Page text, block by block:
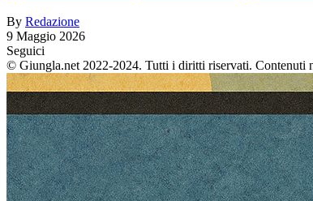
By Redazione
9 Maggio 2026
Seguici
© Giungla.net 2022-2024. Tutti i diritti riservati. Contenuti